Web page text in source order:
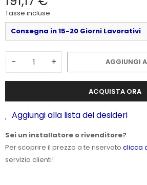
Tasse incluse
Consegna in 15-20 Giorni Lavorativi
- + AGGIUNGI
ACQUISTA ORA
Aggiungi alla lista dei desideri
Sei un installatore o rivenditore?
Per scoprire il prezzo a te riservato clicca
servizio clienti!